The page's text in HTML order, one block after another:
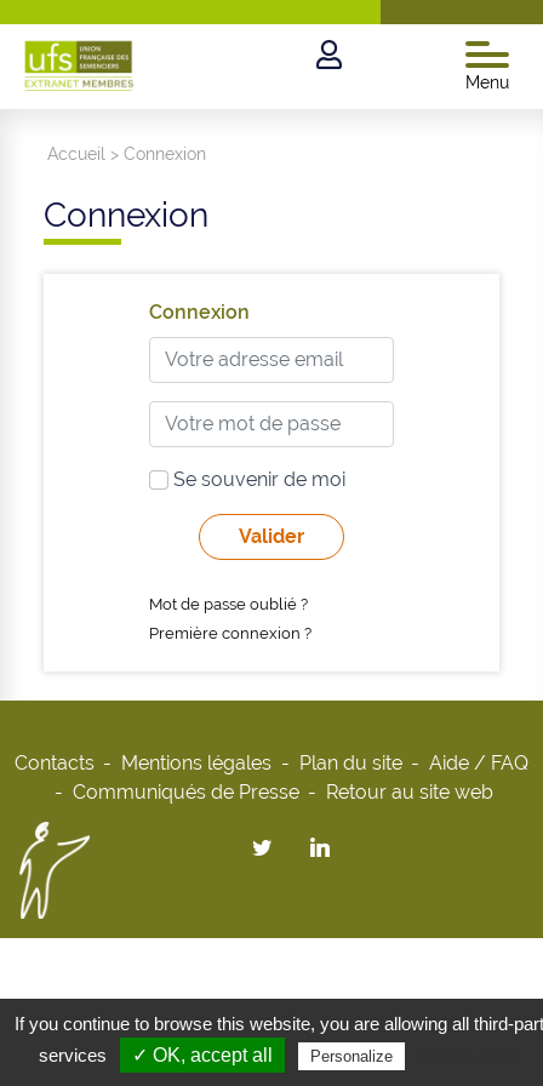
Menu
Accueil >Connexion
Connexion
Connexion
Se souvenir de moi
Mot de passe oublié ?
Première connexion ?
Contacts Mentions légales Plan du site
Aide / FAQ
Communiqués de Presse
Retour au site web
If you continue to browse this website, you are allowing all third-
services
✓ OK, accept all Personalize